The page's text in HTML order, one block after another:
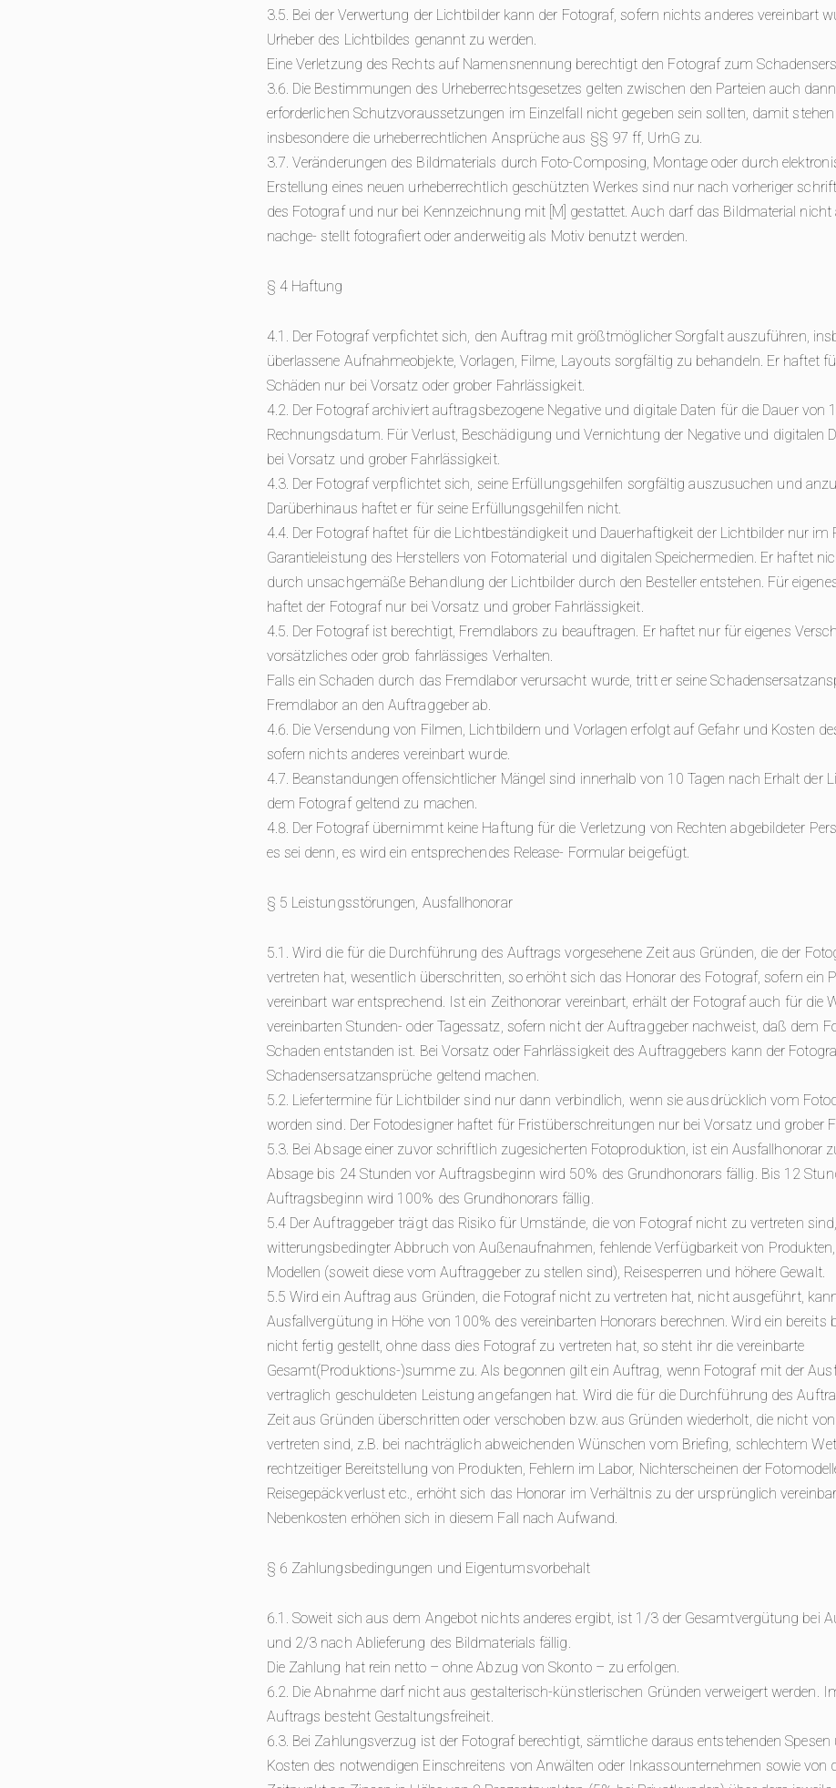
3.5. Bei der Verwertung der Lichtbilder kann der Fotograf, sofern nichts anderes vereinbart
Urheber des Lichtbildes genannt zu werden.
Eine Verletzung des Rechts auf Namensnennung berechtigt den Fotograf zum
3.6. Die Bestimmungen des Urheberrechtsgesetzes gelten zwischen den Parteien auch
erforderlichen Schutzvoraussetzungen im Einzelfall nicht gegeben sein sollten, damit
insbesondere die urheberrechtlichen Ansprüche aus §§ 97 ff, UrhG zu.
3.7. Veränderungen des Bildmaterials durch Foto-Composing, Montage oder durch
Erstellung eines neuen urheberrechtlich geschützten Werkes sind nur nach vorheriger
des Fotograf und nur bei Kennzeichnung mit [M] gestattet. Auch darf das Bildmaterial nicht
nachge- stellt fotografiert oder anderweitig als Motiv benutzt werden.
§ 4 Haftung
4.1. Der Fotograf verpfichtet sich, den Auftrag mit größtmöglicher Sorgfalt auszuführen,
überlassene Aufnahmeobjekte, Vorlagen, Filme, Layouts sorgfältig zu behandeln. Er haftet
Schäden nur bei Vorsatz oder grober Fahrlässigkeit.
4.2. Der Fotograf archiviert auftragsbezogene Negative und digitale Daten für die Dauer von
Rechnungsdatum. Für Verlust, Beschädigung und Vernichtung der Negative und digitalen
bei Vorsatz und grober Fahrlässigkeit.
4.3. Der Fotograf verpflichtet sich, seine Erfüllungsgehilfen sorgfältig auszusuchen und
Darüberhinaus haftet er für seine Erfüllungsgehilfen nicht.
4.4. Der Fotograf haftet für die Lichtbeständigkeit und Dauerhaftigkeit der Lichtbilder nur im
Garantieleistung des Herstellers von Fotomaterial und digitalen Speichermedien. Er haftet
durch unsachgemäße Behandlung der Lichtbilder durch den Besteller entstehen. Für
haftet der Fotograf nur bei Vorsatz und grober Fahrlässigkeit.
4.5. Der Fotograf ist berechtigt, Fremdlabors zu beauftragen. Er haftet nur für eigenes
vorsätzliches oder grob fahrlässiges Verhalten.
Falls ein Schaden durch das Fremdlabor verursacht wurde, tritt er seine
Fremdlabor an den Auftraggeber ab.
4.6. Die Versendung von Filmen, Lichtbildern und Vorlagen erfolgt auf Gefahr und Kosten
sofern nichts anderes vereinbart wurde.
4.7. Beanstandungen offensichtlicher Mängel sind innerhalb von 10 Tagen nach Erhalt der
dem Fotograf geltend zu machen.
4.8. Der Fotograf übernimmt keine Haftung für die Verletzung von Rechten abgebildeter
es sei denn, es wird ein entsprechendes Release- Formular beigefügt.
§ 5 Leistungsstörungen, Ausfallhonorar
5.1. Wird die für die Durchführung des Auftrags vorgesehene Zeit aus Gründen, die der
vertreten hat, wesentlich überschritten, so erhöht sich das Honorar des Fotograf, sofern ein
vereinbart war entsprechend. Ist ein Zeithonorar vereinbart, erhält der Fotograf auch für die
vereinbarten Stunden- oder Tagessatz, sofern nicht der Auftraggeber nachweist, daß dem
Schaden entstanden ist. Bei Vorsatz oder Fahrlässigkeit des Auftraggebers kann der
Schadensersatzansprüche geltend machen.
5.2. Liefertermine für Lichtbilder sind nur dann verbindlich, wenn sie ausdrücklich vom
worden sind. Der Fotodesigner haftet für Fristüberschreitungen nur bei Vorsatz und grober
5.3. Bei Absage einer zuvor schriftlich zugesicherten Fotoproduktion, ist ein Ausfallhonorar
Absage bis 24 Stunden vor Auftragsbeginn wird 50% des Grundhonorars fällig. Bis 12
Auftragsbeginn wird 100% des Grundhonorars fällig.
5.4 Der Auftraggeber trägt das Risiko für Umstände, die von Fotograf nicht zu vertreten
witterungsbedingter Abbruch von Außenaufnahmen, fehlende Verfügbarkeit von
Modellen (soweit diese vom Auftraggeber zu stellen sind), Reisesperren und höhere Gewalt.
5.5 Wird ein Auftrag aus Gründen, die Fotograf nicht zu vertreten hat, nicht ausgeführt,
Ausfallvergütung in Höhe von 100% des vereinbarten Honorars berechnen. Wird ein bereits
nicht fertig gestellt, ohne dass dies Fotograf zu vertreten hat, so steht ihr die vereinbarte
Gesamt(Produktions-)summe zu. Als begonnen gilt ein Auftrag, wenn Fotograf mit der
vertraglich geschuldeten Leistung angefangen hat. Wird die für die Durchführung des
Zeit aus Gründen überschritten oder verschoben bzw. aus Gründen wiederholt, die nicht
vertreten sind, z.B. bei nachträglich abweichenden Wünschen vom Briefing, schlechtem
rechtzeitiger Bereitstellung von Produkten, Fehlern im Labor, Nichterscheinen der
Reisegepäckverlust etc., erhöht sich das Honorar im Verhältnis zu der ursprünglich
Nebenkosten erhöhen sich in diesem Fall nach Aufwand.
§ 6 Zahlungsbedingungen und Eigentumsvorbehalt
6.1. Soweit sich aus dem Angebot nichts anderes ergibt, ist 1/3 der Gesamtvergütung bei
und 2/3 nach Ablieferung des Bildmaterials fällig.
Die Zahlung hat rein netto – ohne Abzug von Skonto – zu erfolgen.
6.2. Die Abnahme darf nicht aus gestalterisch-künstlerischen Gründen verweigert werden.
Auftrags besteht Gestaltungsfreiheit.
6.3. Bei Zahlungsverzug ist der Fotograf berechtigt, sämtliche daraus entstehenden
Kosten des notwendigen Einschreitens von Anwälten oder Inkassounternehmen sowie von